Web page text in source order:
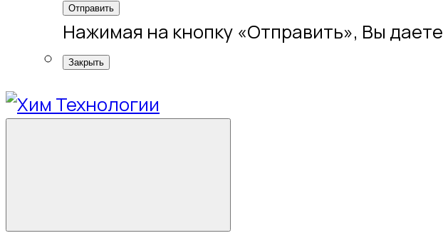
Отправить
Нажимая на кнопку «Отправить», Вы даете
Закрыть